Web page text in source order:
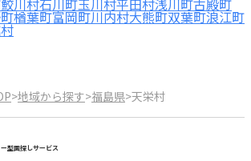
鮫川村石川町玉川村平田村浅川町古殿町
楢葉町富岡町川内村大熊町双葉町浪江町
>地域から探す>福島県>天栄村
型園探しサービス